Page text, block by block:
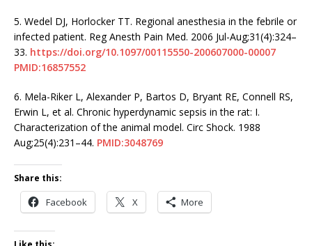
5. Wedel DJ, Horlocker TT. Regional anesthesia in the febrile or
infected patient. Reg Anesth Pain Med. 2006 Jul-Aug;31(4):324–
33. https://doi.org/10.1097/00115550-200607000-00007
PMID:16857552
6. Mela-Riker L, Alexander P, Bartos D, Bryant RE, Connell RS,
Erwin L, et al. Chronic hyperdynamic sepsis in the rat: I.
Characterization of the animal model. Circ Shock. 1988
Aug;25(4):231–44. PMID:3048769
Share this:
Facebook X More